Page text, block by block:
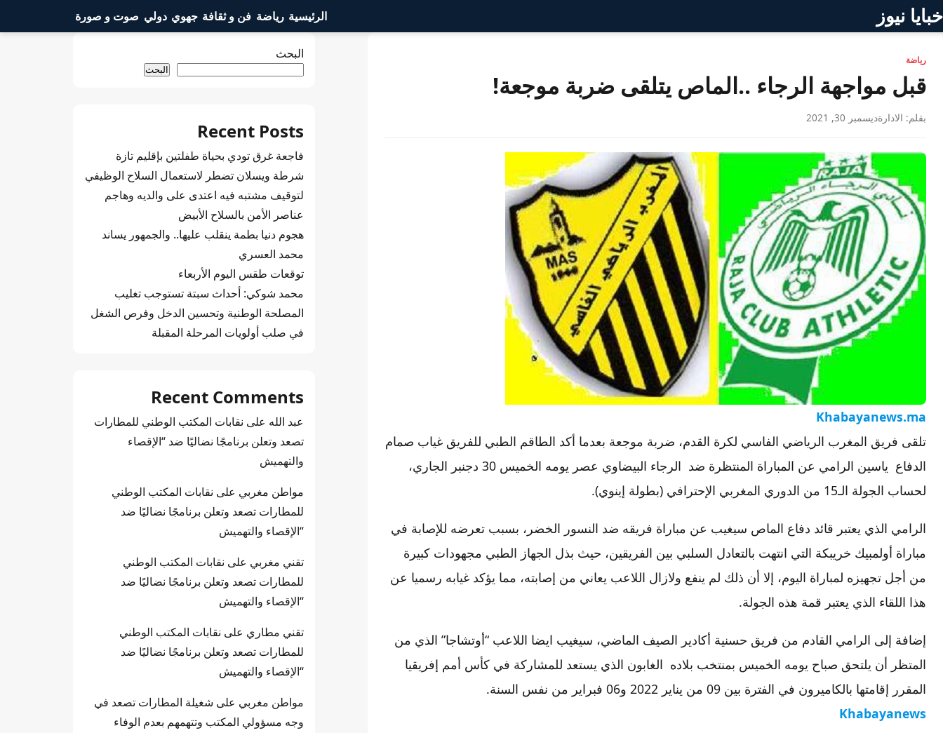
خبايا نيوز الرئيسية رياضة فن و ثقافة جهوي دولي صوت و صورة
رياضة
قبل مواجهة الرجاء ..الماص يتلقى ضربة موجعة!
بقلم: الادارةديسمبر 30, 2021
Khabayanews.ma
تلقى فريق المغرب الرياضي الفاسي لكرة القدم، ضربة موجعة بعدما أكد الطاقم الطبي للفريق غياب صمام
الدفاع ياسين الرامي عن المباراة المنتظرة ضد الرجاء البيضاوي عصر يومه الخميس 30 دجنبر الجاري،
لحساب الجولة الـ15 من الدوري المغربي الإحترافي (بطولة إينوي).
الرامي الذي يعتبر قائد دفاع الماص سيغيب عن مباراة فريقه ضد النسور الخضر، بسبب تعرضه للإصابة في
مباراة أولمبيك خريبكة التي انتهت بالتعادل السلبي بين الفريقين، حيث بذل الجهاز الطبي مجهودات كبيرة
من أجل تجهيزه لمباراة اليوم، إلا أن ذلك لم ينفع ولازال اللاعب يعاني من إصابته، مما يؤكد غيابه رسميا عن
هذا اللقاء الذي يعتبر قمة هذه الجولة.
إضافة إلى الرامي القادم من فريق حسنية أكادير الصيف الماضي، سيغيب ايضا اللاعب “أوتشاجا” الذي من
المتظر أن يلتحق صباح يومه الخميس بمنتخب بلاده الغابون الذي يستعد للمشاركة في كأس أمم إفريقيا
المقرر إقامتها بالكاميرون في الفترة بين 09 من يناير 2022 و06 فبراير من نفس السنة.
Khabayanews
البحث
البحث
Recent Posts
فاجعة غرق تودي بحياة طفلتين بإقليم تازة
شرطة ويسلان تضطر لاستعمال السلاح الوظيفي
لتوقيف مشتبه فيه اعتدى على والديه وهاجم
عناصر الأمن بالسلاح الأبيض
هجوم دنيا بطمة ينقلب عليها.. والجمهور يساند
محمد العسري
توقعات طقس اليوم الأربعاء
محمد شوكي: أحداث سبتة تستوجب تغليب
المصلحة الوطنية وتحسين الدخل وفرص الشغل
في صلب أولويات المرحلة المقبلة
Recent Comments
عبد الله على نقابات المكتب الوطني للمطارات
تصعد وتعلن برنامجًا نضاليًا ضد “الإقصاء
والتهميش
مواطن مغربي على نقابات المكتب الوطني
للمطارات تصعد وتعلن برنامجًا نضاليًا ضد
“الإقصاء والتهميش
تقني مغربي على نقابات المكتب الوطني
للمطارات تصعد وتعلن برنامجًا نضاليًا ضد
“الإقصاء والتهميش
تقني مطاري على نقابات المكتب الوطني
للمطارات تصعد وتعلن برنامجًا نضاليًا ضد
“الإقصاء والتهميش
مواطن مغربي على شغيلة المطارات تصعد في
وجه مسؤولي المكتب وتتهمهم بعدم الوفاء